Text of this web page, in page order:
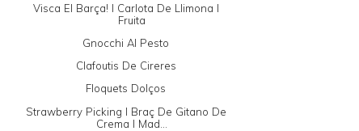
Visca El Barça! I Carlota De Llimona I
Fruita
Gnocchi Al Pesto
Clafoutis De Cireres
Floquets Dolços
Strawberry Picking I Braç De Gitano De
Crema I Mad...